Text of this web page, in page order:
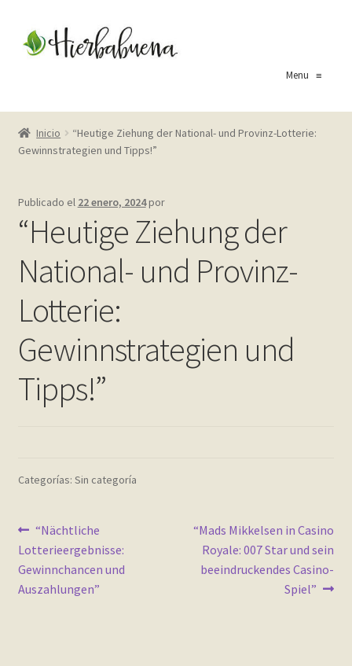
aal
Menu≡
Inicio
About Us
Blog
Carrito
Cart
Checkout
Contact
Finalizar compra
Home shop 2 – restaurant
Home shop 3 – organic
Home shop 4 – wine
Inicio
“Heutige Ziehung der National- und Provinz-Lotterie:
Gewinnstrategien und Tipps!”
Publicado el 22 enero, 2024por
“Heutige Ziehung der
National- und Provinz-
Lotterie:
Gewinnstrategien und
Tipps!”
Categorías: Sin categoría
Navegación
de
entradas
Anterior:
“Nächtliche
Lotterieergebnisse:
Gewinnchancen und
Auszahlungen”
Siguiente:
“Mads Mikkelsen in Casino
Royale: 007 Star und sein
beeindruckendes Casino-
Spiel”